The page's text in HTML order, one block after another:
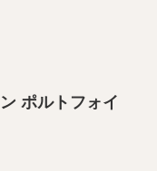
ポルトフォイ